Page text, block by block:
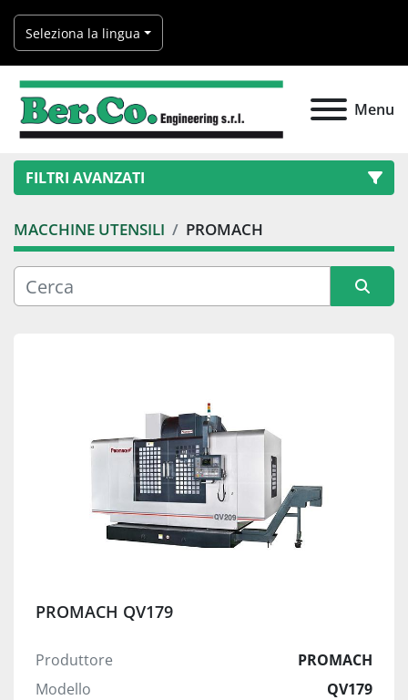
Seleziona la lingua
Menu
FILTRI AVANZATI
Categoria
Produttore
MACCHINE UTENSILI PROMACH
PROMACH QV179
Produttore
PROMACH
Modello
QV179